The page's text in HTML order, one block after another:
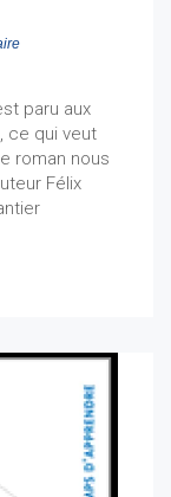
paru aux
ce qui veut
roman nous
Félix